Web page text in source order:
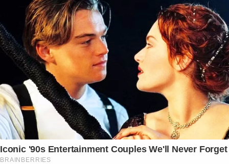
Iconic '90s Entertainment Couples We'll Never Forget
BRAINBERRIES